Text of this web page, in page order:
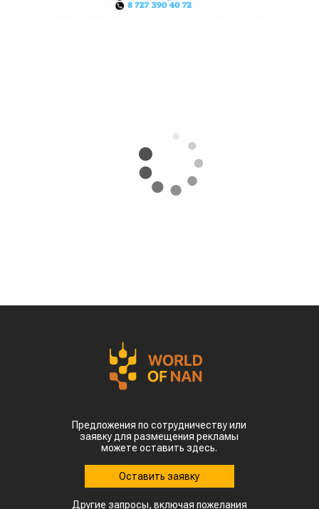
Предложения по сотрудничеству или
заявку для размещения рекламы
можете оставить здесь.
Оставить заявку
Другие запросы, включая пожелания